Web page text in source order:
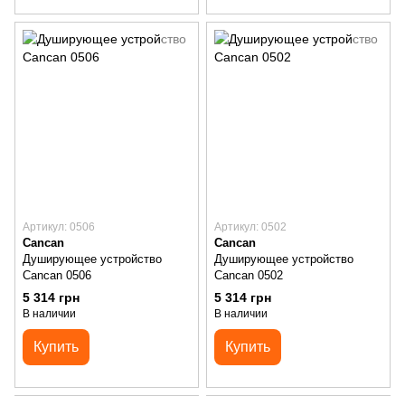
Артикул: 0506
Cancan
Душирующее устройство
Cancan 0506
5 314 грн
В наличии
Купить
Артикул: 0502
Cancan
Душирующее устройство
Cancan 0502
5 314 грн
В наличии
Купить